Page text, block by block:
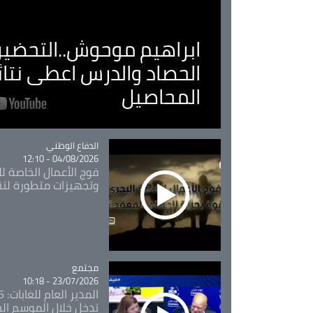
ابراهيم
الحصاد والدرس اعطى
المحاصيل
Catégorie
الدفاع الوطني
04/08/2026 - 12:10
فوج الأعمال الخاصة
وتجهيزات متطورة
Catégorie
مجتمع
23/07/2026 - 10:18
تدخل خلال الموسم